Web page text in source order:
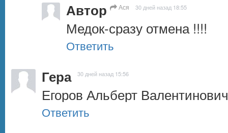
Автор Ася 30 дней назад 18:55
Медок-сразу отмена !!!!
Ответить
Гера 30 дней назад 15:56
Егоров Альберт Валентинович
Ответить